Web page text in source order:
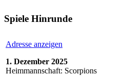
Spiele Hinrunde
Adresse anzeigen
1. Dezember 2025
Heimmannschaft: Scorpions